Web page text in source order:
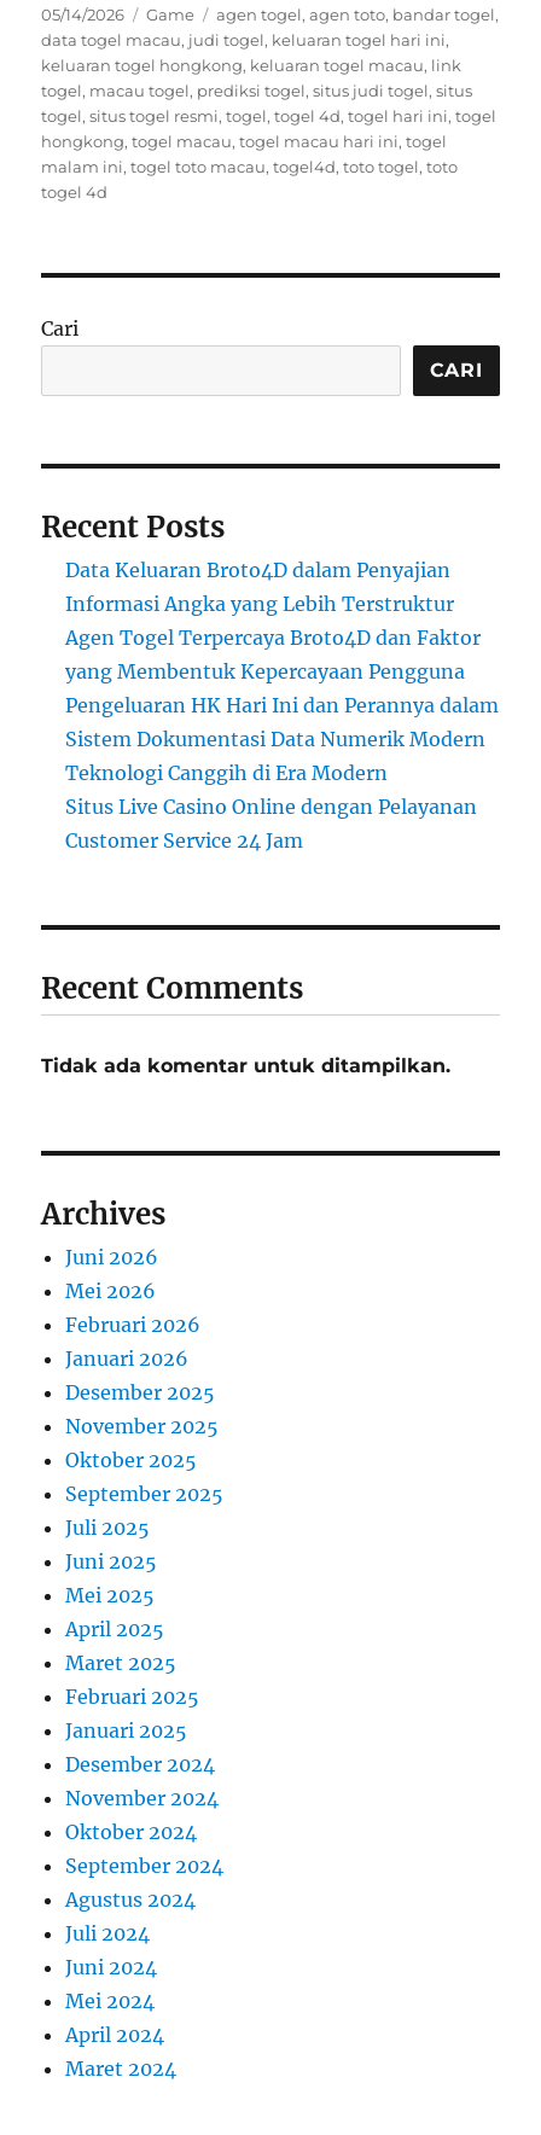
Posted
on
05/14/2026 Categories
Game Tags
agen togel,agen toto, bandar togel,
data togel macau, judi togel, keluaran togel hari ini,
keluaran togel hongkong, keluaran togel macau, link
togel, macau togel, prediksi togel,situs judi togel,situs
togel,situs togel resmi,togel,togel 4d,togel hari ini,togel
hongkong,togel macau,togel macau hari ini,togel
malam ini,togel toto macau,togel4d,toto togel,toto
togel 4d
Cari
CARI
Recent Posts
Data Keluaran Broto4D dalam Penyajian
Informasi Angka yang Lebih Terstruktur
Agen Togel Terpercaya Broto4D dan Faktor
yang Membentuk Kepercayaan Pengguna
Pengeluaran HK Hari Ini dan Perannya dalam
Sistem Dokumentasi Data Numerik Modern
Teknologi Canggih di Era Modern
Situs Live Casino Online dengan Pelayanan
Customer Service 24 Jam
Recent Comments
Tidak ada komentar untuk ditampilkan.
Archives
Juni 2026
Mei 2026
Februari 2026
Januari 2026
Desember 2025
November 2025
Oktober 2025
September 2025
Juli 2025
Juni 2025
Mei 2025
April 2025
Maret 2025
Februari 2025
Januari 2025
Desember 2024
November 2024
Oktober 2024
September 2024
Agustus 2024
Juli 2024
Juni 2024
Mei 2024
April 2024
Maret 2024